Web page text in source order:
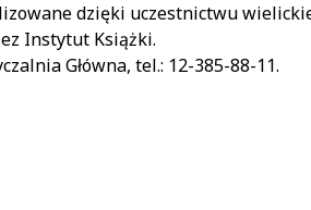
dzięki uczestnictwu
Instytut Książki.
Główna, tel.: 12-385-88-11.